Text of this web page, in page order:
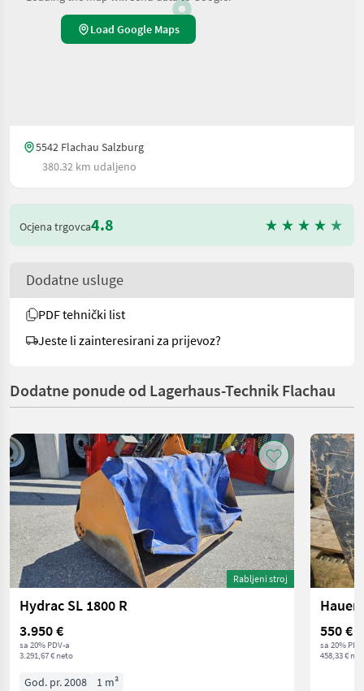
Load Google Maps
5542 Flachau Salzburg
380.32 km udaljeno
Ocjena trgovca4.8
Dodatne usluge
PDF tehnički list
Jeste li zainteresirani za prijevoz?
Dodatne ponude od Lagerhaus-Technik Flachau
Rabljeni stroj
Hydrac SL 1800 R
3.950 €
sa 20% PDV-a
3.291,67 € neto
God. pr. 2008 1 m³
Hauer
550 €
sa 20%
458,33 €